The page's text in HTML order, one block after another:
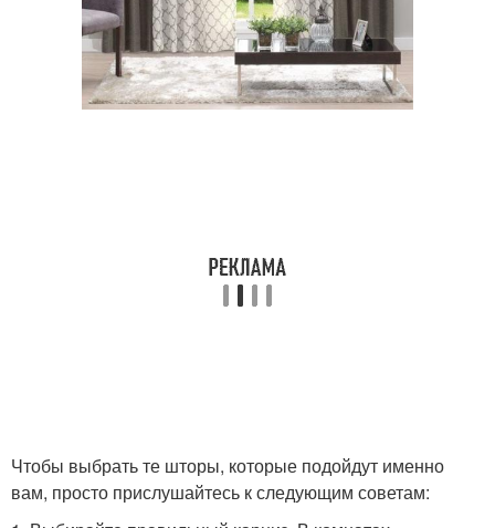
Чтобы выбрать те шторы, которые подойдут именно
вам, просто прислушайтесь к следующим советам: